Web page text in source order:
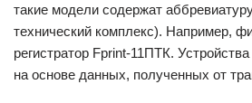
такие модели содержат
технический комплекс). Например,
регистратор Fprint-11ПТК.
на основе данных, полученных от